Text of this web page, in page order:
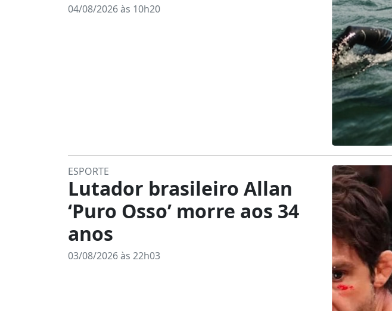
04/08/2026 às 10h20
ESPORTE
Lutador brasileiro Allan
‘Puro Osso’ morre aos 34
anos
03/08/2026 às 22h03